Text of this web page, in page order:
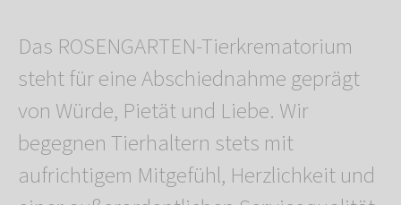
Das ROSENGARTEN-Tierkrematorium
steht für eine Abschiednahme geprägt
von Würde, Pietät und Liebe. Wir
begegnen Tierhaltern stets mit
aufrichtigem Mitgefühl, Herzlichkeit und